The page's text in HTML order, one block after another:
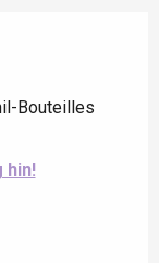
Bouteilles
hin!